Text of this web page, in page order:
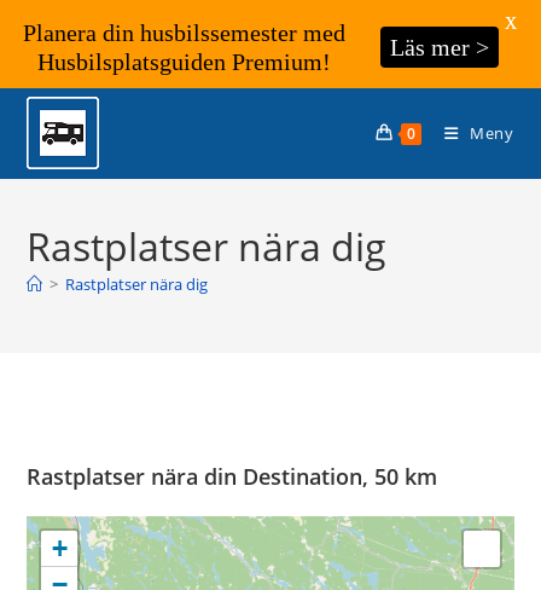
Hoppa
innehållet
0 Meny
Rastplatser nära dig
> Rastplatser nära dig
Rastplatser nära din Destination, 50 km
+
Planera din husbilssemester med
Husbilsplatsguiden Premium!
Läs mer >
X